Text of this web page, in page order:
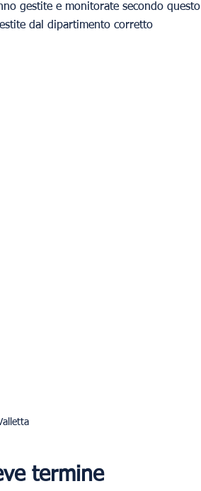
gestite e monitorate secondo questo
dal dipartimento corretto
termine